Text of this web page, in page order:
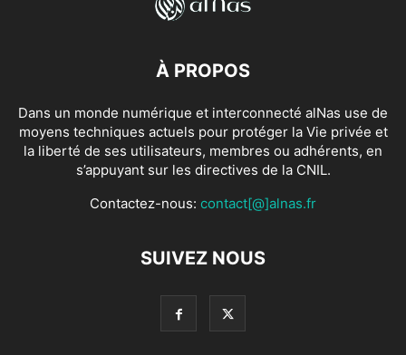
À PROPOS
Dans un monde numérique et interconnecté alNas use de
moyens techniques actuels pour protéger la Vie privée et
la liberté de ses utilisateurs, membres ou adhérents, en
s’appuyant sur les directives de la CNIL.
Contactez-nous: contact[@]alnas.fr
SUIVEZ NOUS